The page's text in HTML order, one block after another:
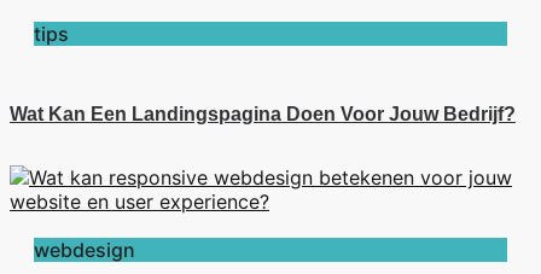
tips
Wat Kan Een Landingspagina Doen Voor Jouw Bedrijf?
webdesign